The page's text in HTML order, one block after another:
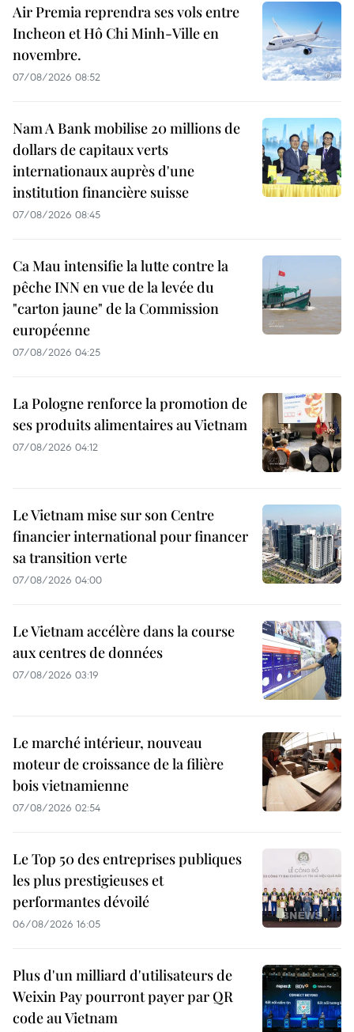
Air Premia reprendra ses vols entre
Incheon et Hô Chi Minh-Ville en
novembre.
07/08/2026 08:52
Nam A Bank mobilise 20 millions de
dollars de capitaux verts
internationaux auprès d'une
institution financière suisse
07/08/2026 08:45
Ca Mau intensifie la lutte contre la
pêche INN en vue de la levée du
"carton jaune" de la Commission
européenne
07/08/2026 04:25
La Pologne renforce la promotion de
ses produits alimentaires au Vietnam
07/08/2026 04:12
Le Vietnam mise sur son Centre
financier international pour financer
sa transition verte
07/08/2026 04:00
Le Vietnam accélère dans la course
aux centres de données
07/08/2026 03:19
Le marché intérieur, nouveau
moteur de croissance de la filière
bois vietnamienne
07/08/2026 02:54
Le Top 50 des entreprises publiques
les plus prestigieuses et
performantes dévoilé
06/08/2026 16:05
Plus d'un milliard d'utilisateurs de
Weixin Pay pourront payer par QR
code au Vietnam